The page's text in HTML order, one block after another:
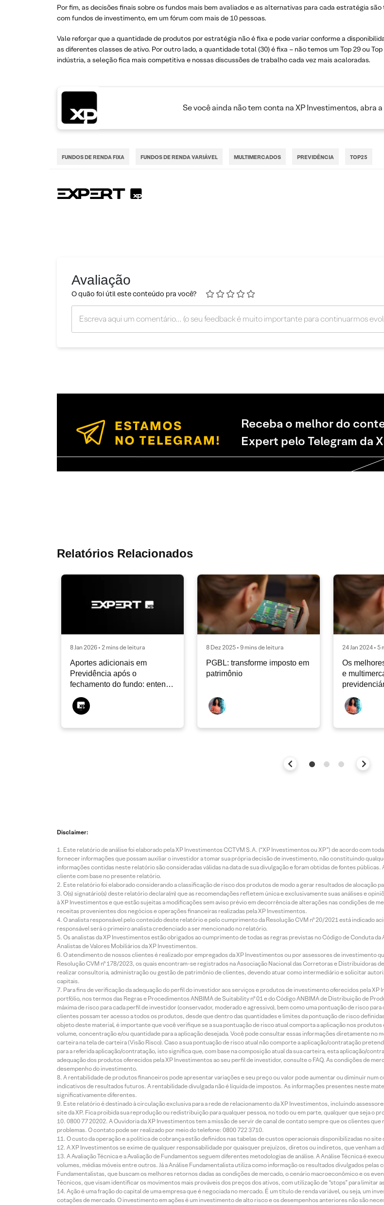
Por fim, as decisões finais sobre os fundos mais bem avaliados e as alternativas para cada estratégia
com fundos de investimento, em um fórum com mais de 10 pessoas.
Vale reforçar que a quantidade de produtos por estratégia não é fixa e pode variar conforme a
as diferentes classes de ativo. Por outro lado, a quantidade total (30) é fixa – não temos um Top 29 ou
indústria, a seleção fica mais competitiva e nossas discussões de trabalho cada vez mais acaloradas.
Se você ainda não tem conta na XP Investimentos, abra a
FUNDOS DE RENDA FIXA FUNDOS DE RENDA VARIÁVEL MULTIMERCADOS PREVIDÊNCIA TOP25
Avaliação
O quão foi útil este conteúdo pra você?
Receba o melhor do
Expert pelo Telegram da
Relatórios Relacionados
8 Jan 2026 • 2 mins de leitura
Aportes adicionais em
Previdência após o
fechamento do fundo: entenda
8 Dez 2025 • 9 mins de leitura
PGBL: transforme imposto em
patrimônio
24 Jan 2024 •
Os
e
Disclaimer:
Este relatório de análise foi elaborado pela XP Investimentos CCTVM S.A. (“XP Investimentos ou XP”) de acordo com
fornecer informações que possam auxiliar o investidor a tomar sua própria decisão de investimento, não constituindo
informações contidas neste relatório são consideradas válidas na data de sua divulgação e foram obtidas de fontes
cliente com base no presente relatório.
Este relatório foi elaborado considerando a classificação de risco dos produtos de modo a gerar resultados de alocação
O(s) signatário(s) deste relatório declara(m) que as recomendações refletem única e exclusivamente suas análises e
à XP Investimentos e que estão sujeitas a modificações sem aviso prévio em decorrência de alterações nas condições de
receitas provenientes dos negócios e operações financeiras realizadas pela XP Investimentos.
O analista responsável pelo conteúdo deste relatório e pelo cumprimento da Resolução CVM nº 20/2021 está indicado
responsável será o primeiro analista credenciado a ser mencionado no relatório.
Os analistas da XP Investimentos estão obrigados ao cumprimento de todas as regras previstas no Código de Conduta
Analistas de Valores Mobiliários da XP Investimentos.
O atendimento de nossos clientes é realizado por empregados da XP Investimentos ou por assessores de investimento
Resolução CVM nº 178/2023, os quais encontram-se registrados na Associação Nacional das Corretoras e Distribuidoras
realizar consultoria, administração ou gestão de patrimônio de clientes, devendo atuar como intermediário e solicitar
capitais.
Para fins de verificação da adequação do perfil do investidor aos serviços e produtos de investimento oferecidos pela
portfólio, nos termos das Regras e Procedimentos ANBIMA de Suitability nº 01 e do Código ANBIMA de Distribuição de
máxima de risco para cada perfil de investidor (conservador, moderado e agressivo), bem como uma pontuação de risco
clientes possam ter acesso a todos os produtos, desde que dentro das quantidades e limites da pontuação de risco
objeto deste material, é importante que você verifique se a sua pontuação de risco atual comporta a aplicação nos
volume, concentração e/ou quantidade para a aplicação desejada. Você pode consultar essas informações diretamente no
carteira na tela de carteira (Visão Risco). Caso a sua pontuação de risco atual não comporte a aplicação/contratação
para a referida aplicação/contratação, isto significa que, com base na composição atual da sua carteira, esta aplicação/
adequação dos produtos oferecidos pela XP Investimentos ao seu perfil de investidor, consulte o FAQ. As condições de
desempenho do investimento.
A rentabilidade de produtos financeiros pode apresentar variações e seu preço ou valor pode aumentar ou diminuir
indicativos de resultados futuros. A rentabilidade divulgada não é líquida de impostos. As informações presentes neste
significativamente diferentes.
Este relatório é destinado à circulação exclusiva para a rede de relacionamento da XP Investimentos, incluindo
site da XP. Fica proibida sua reprodução ou redistribuição para qualquer pessoa, no todo ou em parte, qualquer que seja o
0800 77 20202. A Ouvidoria da XP Investimentos tem a missão de servir de canal de contato sempre que os clientes
problemas. O contato pode ser realizado por meio do telefone: 0800 722 3710.
O custo da operação e a política de cobrança estão definidos nas tabelas de custos operacionais disponibilizadas no
A XP Investimentos se exime de qualquer responsabilidade por quaisquer prejuízos, diretos ou indiretos, que venham
A Avaliação Técnica e a Avaliação de Fundamentos seguem diferentes metodologias de análise. A Análise Técnica é
volumes, médias móveis entre outros. Já a Análise Fundamentalista utiliza como informação os resultados divulgados
Fundamentalistas, que buscam os melhores retornos dadas as condições de mercado, o cenário macroeconômico e os
Técnicos, que visam identificar os movimentos mais prováveis dos preços dos ativos, com utilização de “stops” para limitar
Ação é uma fração do capital de uma empresa que é negociada no mercado. É um título de renda variável, ou seja, um
cotações de mercado. O investimento em ações é um investimento de alto risco e os desempenhos anteriores não são